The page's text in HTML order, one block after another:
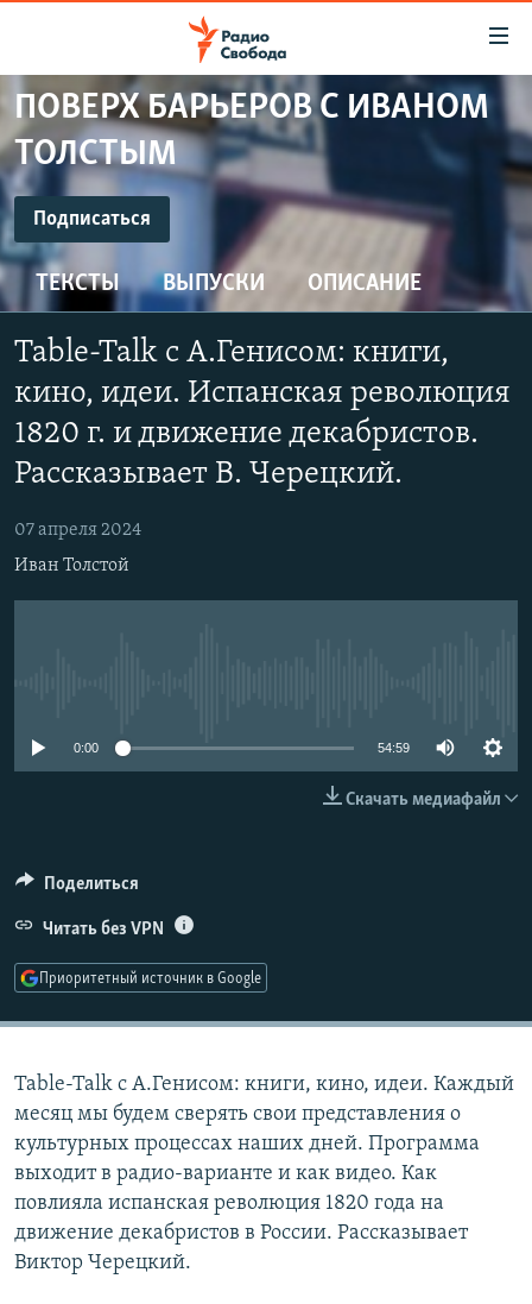
упрощенного
доступа
Вернуться
к
основному
содержанию
Вернутся
главной
навигации
поиску
ПРОГРАММЫ
ПОДКАСТЫ
АВТОРСКИЕ ПРОЕКТЫ
ЦИТАТЫ СВОБОДЫ
МНЕНИЯ
КУЛЬТУРА
IDEL.РЕАЛИИ
КАВКАЗ.РЕАЛИИ
СЕВЕР.РЕАЛИИ
РАСПИСАНИЕ ВЕЩАНИЯ
ПОДПИШИТЕСЬ НА РАССЫЛКУ
ПОВЕРХ БАРЬЕРОВ С ИВАНОМ
ТОЛСТЫМ
ПодписатьсяПОДПИСАТЬСЯ
YouTube
Подписаться
ТЕКСТЫ ВЫПУСКИ ОПИСАНИЕ
Table-Talk с А.Генисом: книги,
кино, идеи. Испанская революция
1820 г. и движение декабристов.
Рассказывает В. Черецкий.
07 апреля 2024
Иван Толстой
0:00 54:59
Скачать медиафайл
Поделиться
Читать без VPN
Приоритетный источник в Google
Table-Talk с А.Генисом: книги, кино, идеи. Каждый
месяц мы будем сверять свои представления о
культурных процессах наших дней. Программа
выходит в радио-варианте и как видео. Как
повлияла испанская революция 1820 года на
движение декабристов в России. Рассказывает
Виктор Черецкий.